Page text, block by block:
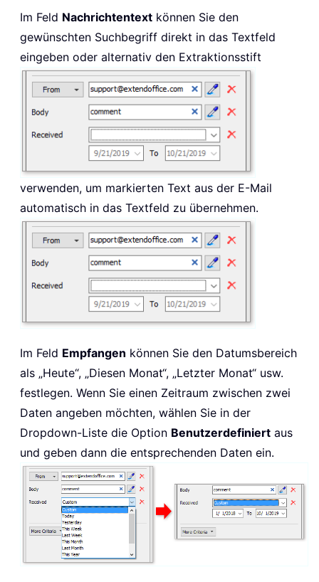
Im Feld Nachrichtentext können Sie den
gewünschten Suchbegriff direkt in das Textfeld
eingeben oder alternativ den Extraktionsstift
verwenden, um markierten Text aus der E-Mail
automatisch in das Textfeld zu übernehmen.
Im Feld Empfangen können Sie den Datumsbereich
als „Heute“, „Diesen Monat“, „Letzter Monat“ usw.
festlegen. Wenn Sie einen Zeitraum zwischen zwei
Daten angeben möchten, wählen Sie in der
Dropdown-Liste die Option Benutzerdefiniert aus
und geben dann die entsprechenden Daten ein.